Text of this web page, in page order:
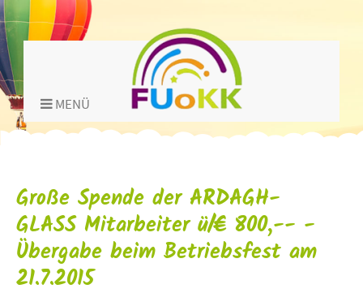
MENÜ
Große Spende der ARDAGH-
GLASS Mitarbeiter ü/€ 800,-- -
Übergabe beim Betriebsfest am
21.7.2015